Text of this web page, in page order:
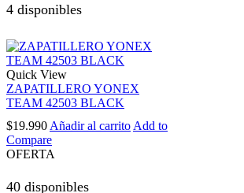
4 disponibles
Quick View
ZAPATILLERO YONEX
TEAM 42503 BLACK
$19.990 Añadir al carrito Add to
Compare
OFERTA
40 disponibles